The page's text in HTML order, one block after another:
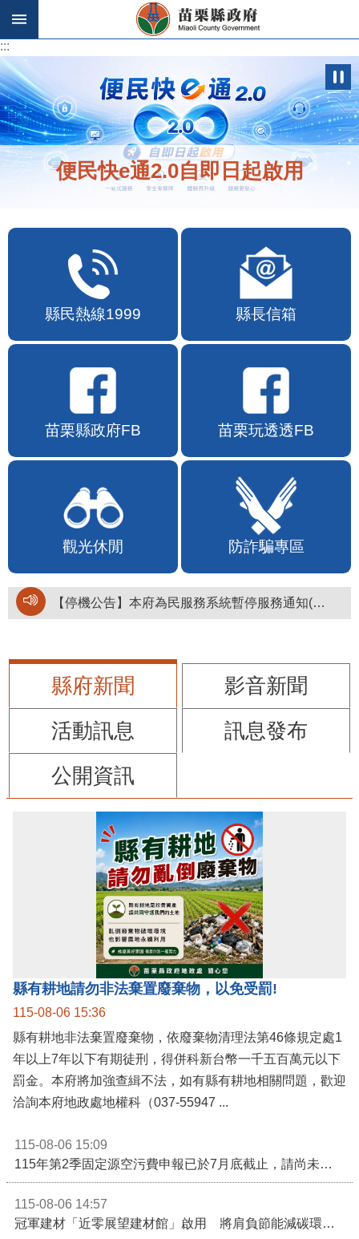
跳到主要內容區塊
:::
:::
便民快e通2.0自即日起啟用
縣民熱線1999 縣長信箱
苗栗縣政府FB 苗栗玩透透FB
觀光休閒 防詐騙專區
【停機公告】本府為民服務系統暫停服務通知(停止服務時間：115年8月6日17時至19時)
縣府新聞
影音新聞
活動訊息
訊息發布
公開資訊
縣有耕地請勿非法棄置廢棄物，以免受罰!
115-08-06 15:36
縣有耕地非法棄置廢棄物，依廢棄物清理法第46條規定處1
年以上7年以下有期徒刑，得併科新台幣一千五百萬元以下
罰金。本府將加強查緝不法，如有縣有耕地相關問題，歡迎
洽詢本府地政處地權科（037-55947 ...
115-08-06 15:09
115年第2季固定源空污費申報已於7月底截止，請尚未申報公私場所儘速完成申繳，以免面臨滯納金及罰鍰!
115-08-06 14:57
冠軍建材「近零展望建材館」啟用 將肩負節能減碳環境教育重任